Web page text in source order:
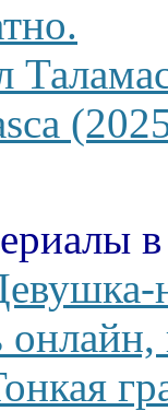
онлайн,